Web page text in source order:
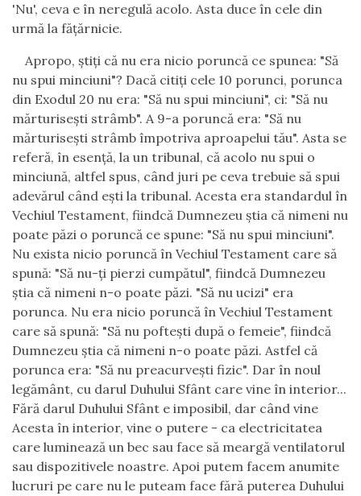
'Nu', ceva e în neregulă acolo. Asta duce în cele din
urmă la făţărnicie.
Apropo, ştiţi că nu era nicio poruncă ce spunea: "Să
nu spui minciuni"? Dacă citiţi cele 10 porunci, porunca
din Exodul 20 nu era: "Să nu spui minciuni", ci: "Să nu
mărturiseşti strâmb". A 9-a poruncă era: "Să nu
mărturiseşti strâmb împotriva aproapelui tău". Asta se
referă, în esenţă, la un tribunal, că acolo nu spui o
minciună, altfel spus, când juri pe ceva trebuie să spui
adevărul când eşti la tribunal. Acesta era standardul în
Vechiul Testament, fiindcă Dumnezeu ştia că nimeni nu
poate păzi o poruncă ce spune: "Să nu spui minciuni".
Nu exista nicio poruncă în Vechiul Testament care să
spună: "Să nu-ţi pierzi cumpătul", fiindcă Dumnezeu
ştia că nimeni n-o poate păzi. "Să nu ucizi" era
porunca. Nu era nicio poruncă în Vechiul Testament
care să spună: "Să nu pofteşti după o femeie", fiindcă
Dumnezeu ştia că nimeni n-o poate păzi. Astfel că
porunca era: "Să nu preacurveşti fizic". Dar în noul
legământ, cu darul Duhului Sfânt care vine în interior...
Fără darul Duhului Sfânt e imposibil, dar când vine
Acesta în interior, vine o putere - ca electricitatea
care luminează un bec sau face să meargă ventilatorul
sau dispozitivele noastre. Apoi putem facem anumite
lucruri pe care nu le puteam face fără puterea Duhului